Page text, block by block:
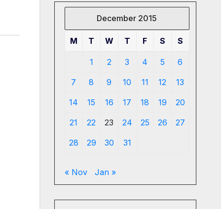
December 2015
M T W T F S S
1 2 3 4 5 6
7 8 9 10 11 12 13
14 15 16 17 18 19 20
21 22 23 24 25 26 27
28 29 30 31
« Nov Jan »